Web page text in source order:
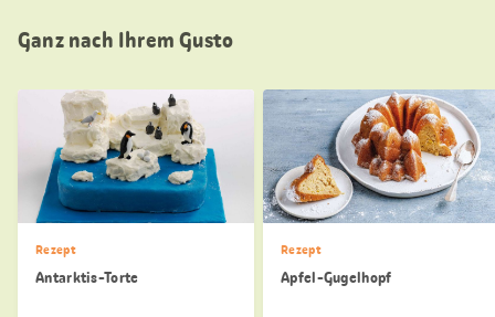
Ganz nach Ihrem Gusto
Rezept
Antarktis-Torte
Rezept
Apfel-Gugelhopf